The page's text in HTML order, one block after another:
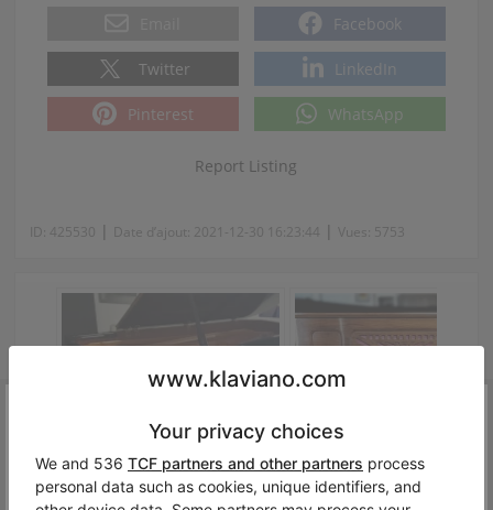
Facebook
Twitter LinkedIn
Pinterest WhatsApp
Report Listing
ID: 425530 | Date d’ajout: 2021-12-30 16:23:44 | Vues: 5753
Oups, cet instrument n’est plus disponible sur Klaviano.
peut-être que des modèles similaires pourraient vous